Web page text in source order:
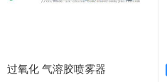
过氧化 气溶胶喷雾器